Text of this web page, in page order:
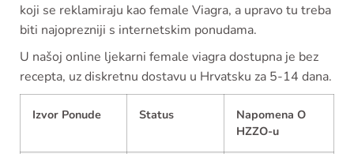
koji se reklamiraju kao female Viagra, a upravo tu treba
biti najoprezniji s internetskim ponudama.
U našoj online ljekarni female viagra dostupna je bez
recepta, uz diskretnu dostavu u Hrvatsku za 5-14 dana.
Izvor Ponude Status
Napomena O
HZZO-u